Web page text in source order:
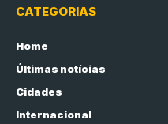
CATEGORIAS
Home
Últimas notícias
Cidades
Internacional